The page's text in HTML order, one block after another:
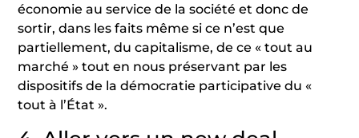
économie au service de la société et donc de
sortir, dans les faits même si ce n’est que
partiellement, du capitalisme, de ce « tout au
marché » tout en nous préservant par les
dispositifs de la démocratie participative du «
tout à l’État ».